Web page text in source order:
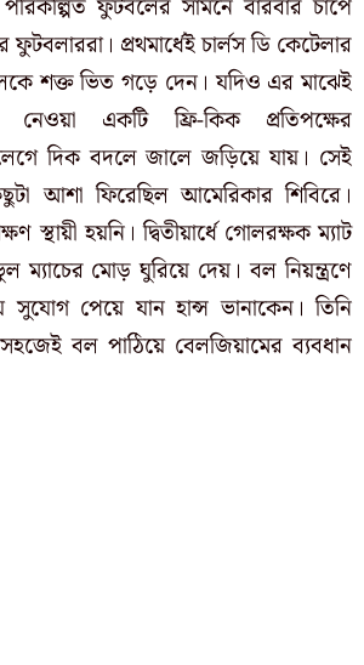
ফুটবলের সামনে বারবার চাপে
প্রথমার্ধেই চার্লস ডি কেটেলার
শক্ত ভিত গড়ে দেন। যদিও এর মাঝেই
নেওয়া একটি ফ্রি-কিক প্রতিপক্ষের
দিক বদলে জালে জড়িয়ে যায়। সেই
আশা ফিরেছিল আমেরিকার শিবিরে।
স্থায়ী হয়নি। দ্বিতীয়ার্ধে গোলরক্ষক ম্যাট
ম্যাচের মোড় ঘুরিয়ে দেয়। বল নিয়ন্ত্রণে
পেয়ে যান হান্স ভানাকেন। তিনি
বল পাঠিয়ে বেলজিয়ামের ব্যবধান